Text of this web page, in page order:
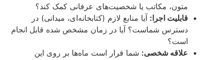
متون، مکاتب یا شخصیت‌های عرفانی کمک کند؟
قابلیت اجرا: آیا منابع لازم (کتابخانه‌ای، میدانی) در
دسترس شماست؟ آیا در زمان مشخص شده قابل انجام
است؟
علاقه شخصی: شما قرار است ماه‌ها بر روی این